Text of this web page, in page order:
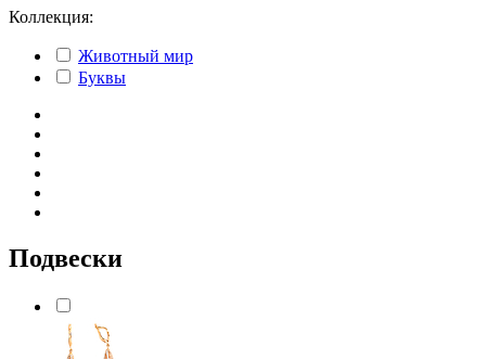
Коллекция:
Животный мир
Буквы
Подвески